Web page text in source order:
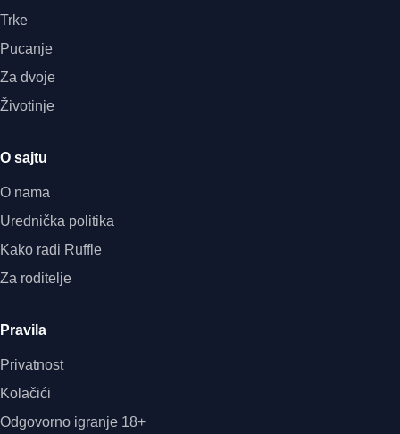
Trke
Pucanje
Za dvoje
Životinje
O sajtu
O nama
Urednička politika
Kako radi Ruffle
Za roditelje
Pravila
Privatnost
Kolačići
Odgovorno igranje 18+